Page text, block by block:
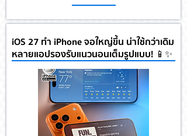
iOS 27 ทำ iPhone จอใหญ่ขึ้น น่าใช้กว่าเดิม
หลายแอปรองรับแนวนอนเต็มรูปแบบ! 📱✨